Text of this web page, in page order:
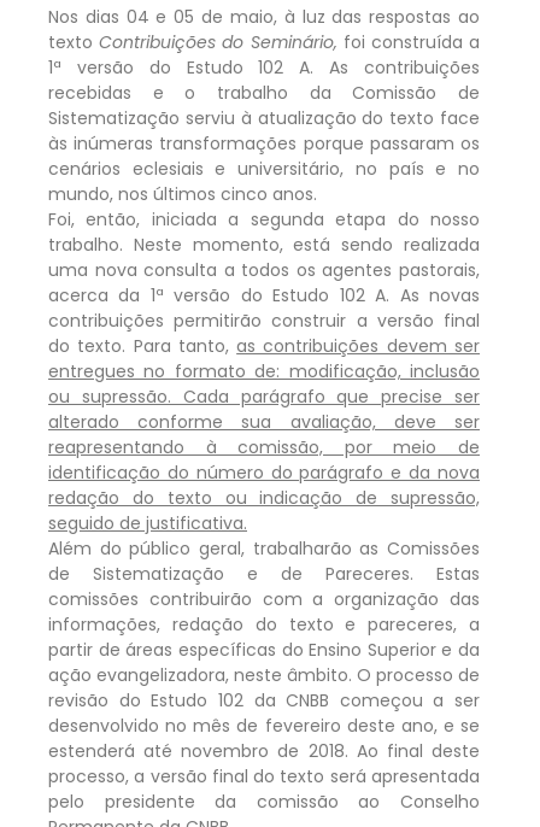
Nos dias 04 e 05 de maio, à luz das respostas ao
textoContribuições do Seminário, foi construída a
1ª versão do Estudo 102 A. As contribuições
recebidas e o trabalho da Comissão de
Sistematização serviu à atualização do texto face
às inúmeras transformações porque passaram os
cenários eclesiais e universitário, no país e no
mundo, nos últimos cinco anos.
Foi, então, iniciada a segunda etapa do nosso
trabalho. Neste momento, está sendo realizada
uma nova consulta a todos os agentes pastorais,
acerca da 1ª versão do Estudo 102 A. As novas
contribuições permitirão construir a versão final
do texto. Para tanto,as contribuições devem ser
entregues no formato de: modificação, inclusão
ou supressão. Cada parágrafo que precise ser
alterado conforme sua avaliação, deve ser
reapresentando à comissão, por meio de
identificação do número do parágrafo e da nova
redação do texto ou indicação de supressão,
seguido de justificativa.
Além do público geral, trabalharão as Comissões
de Sistematização e de Pareceres. Estas
comissões contribuirão com a organização das
informações, redação do texto e pareceres, a
partir de áreas específicas do Ensino Superior e da
ação evangelizadora, neste âmbito. O processo de
revisão do Estudo 102 da CNBB começou a ser
desenvolvido no mês de fevereiro deste ano, e se
estenderá até novembro de 2018. Ao final deste
processo, a versão final do texto será apresentada
pelo presidente da comissão ao Conselho